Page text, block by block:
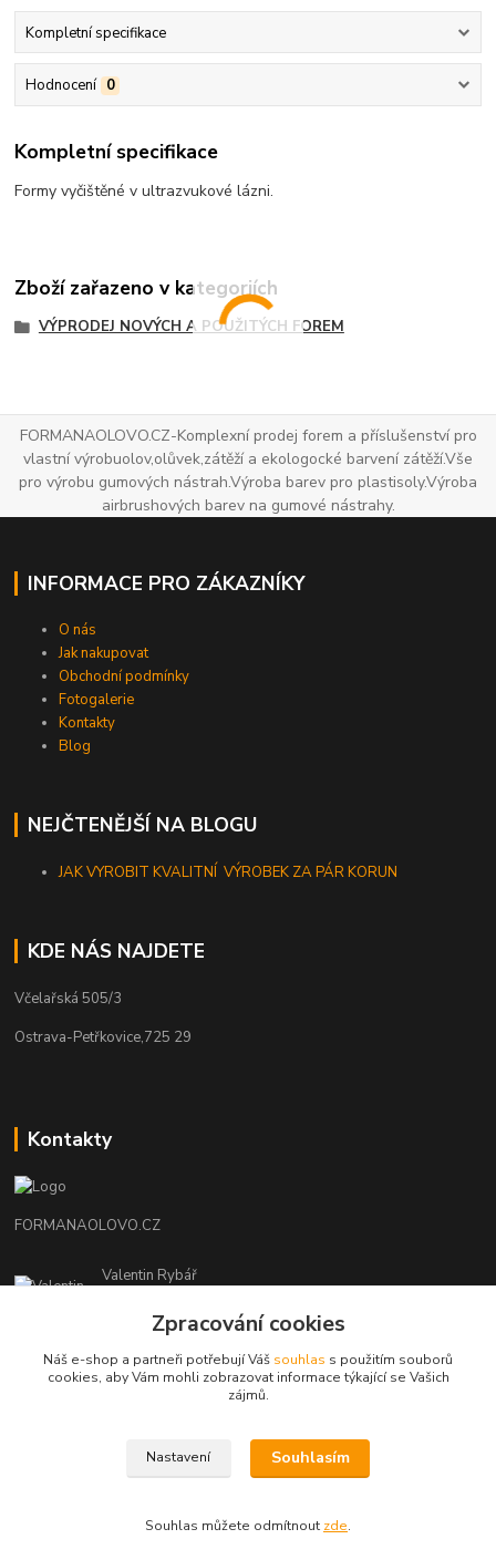
Kompletní specifikace
Hodnocení 0
Kompletní specifikace
Formy vyčištěné v ultrazvukové lázni.
Zboží zařazeno v kategoriích
VÝPRODEJ NOVÝCH A POUŽITÝCH FOREM
FORMANAOLOVO.CZ-Komplexní prodej forem a příslušenství pro
vlastní výrobuolov,olůvek,zátěží a ekologocké barvení zátěží.Vše
pro výrobu gumových nástrah.Výroba barev pro plastisoly.Výroba
airbrushových barev na gumové nástrahy.
INFORMACE PRO ZÁKAZNÍKY
O nás
Jak nakupovat
Obchodní podmínky
Fotogalerie
Kontakty
Blog
NEJČTENĚJŠÍ NA BLOGU
JAK VYROBIT KVALITNÍ VÝROBEK ZA PÁR KORUN
KDE NÁS NAJDETE
Včelařská 505/3
Ostrava-Petřkovice,725 29
Kontakty
FORMANAOLOVO.CZ
Valentin Rybář
(Po-Pá, 7-12 15-22 hod.)
ryvafishing@gmail.com
FORMANAOLOVO.CZ-VŠECHNA PRÁVA VYHRAZENA
Zpracování cookies
Náš e-shop a partneři potřebují Váš souhlas s použitím souborů
cookies, aby Vám mohli zobrazovat informace týkající se Vašich
zájmů.
Nastavení Souhlasím
Souhlas můžete odmítnout zde.